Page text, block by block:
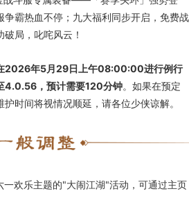
争霸热血不停；九大福利同步开启，免费战
局，叱咤风云！
2026年5月29日上午08:00:00进行例行
4.0.56，预计需要120分钟。如果在预定
时间将视情况顺延，请各位少侠谅解。
欢乐主题的"大闹江湖"活动，可通过主页